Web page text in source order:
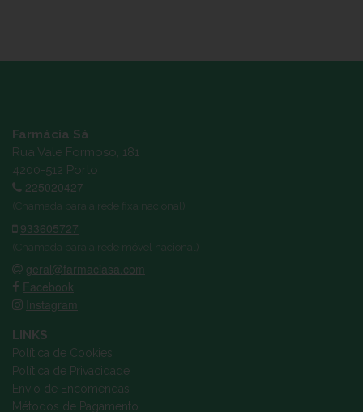
Farmácia Sá
Rua Vale Formoso, 181
4200-512 Porto
225020427
(Chamada para a rede fixa nacional)
933605727
(Chamada para a rede móvel nacional)
geral@farmaciasa.com
Facebook
Instagram
LINKS
Política de Cookies
Política de Privacidade
Envio de Encomendas
Métodos de Pagamento